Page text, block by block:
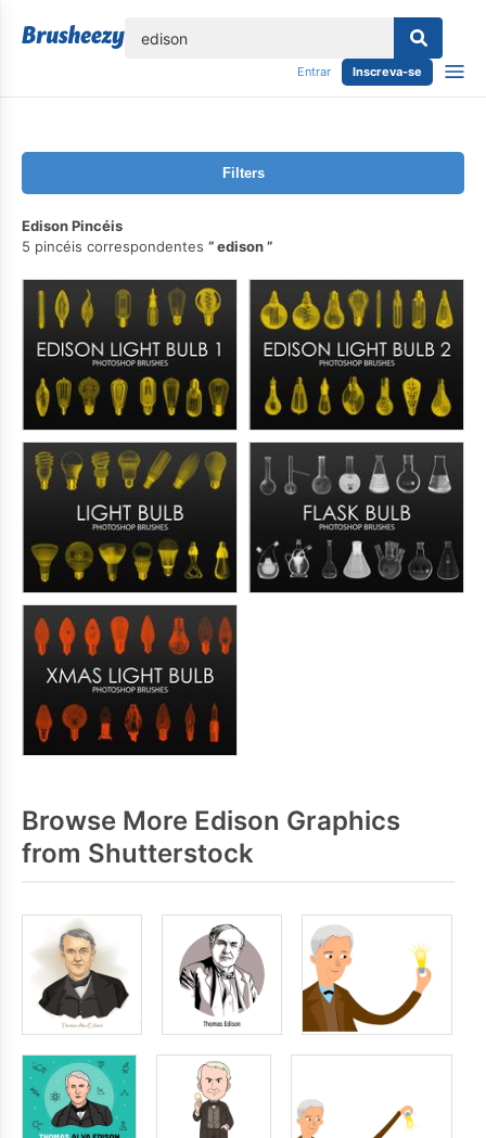
Entrar Inscreva-se
Filters
Edison Pincéis
5 pincéis correspondentes
edison
Browse More Edison Graphics
from Shutterstock